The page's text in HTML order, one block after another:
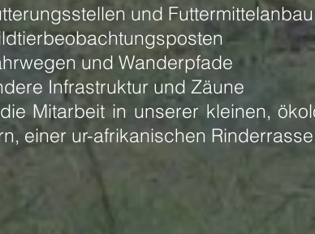
und Futtermittelanbau
und Wanderpfade
Infrastruktur und Zäune
Mitarbeit in unserer kleinen,
einer ur-afrikanischen